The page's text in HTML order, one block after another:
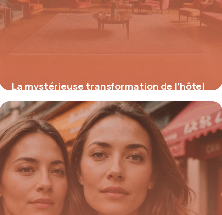
La mystérieuse transformation de l’hôtel
Weidmann : entre luxe d’hier et déclin
d’aujourd’hui
18 août 2025